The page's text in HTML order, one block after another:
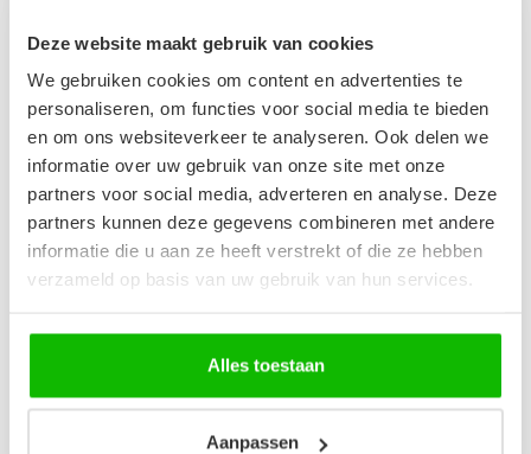
Deze website maakt gebruik van cookies
We gebruiken cookies om content en advertenties te
personaliseren, om functies voor social media te bieden
en om ons websiteverkeer te analyseren. Ook delen we
informatie over uw gebruik van onze site met onze
partners voor social media, adverteren en analyse. Deze
partners kunnen deze gegevens combineren met andere
informatie die u aan ze heeft verstrekt of die ze hebben
verzameld op basis van uw gebruik van hun services.
Alles toestaan
Aanpassen
Badwand Austin 120 x
behandeling. Volledig weg
€179,00
Badwand Medal 60 x
Gemaakt van 5mm
behandeling. Volledig weg
€129,00
Op voorraad